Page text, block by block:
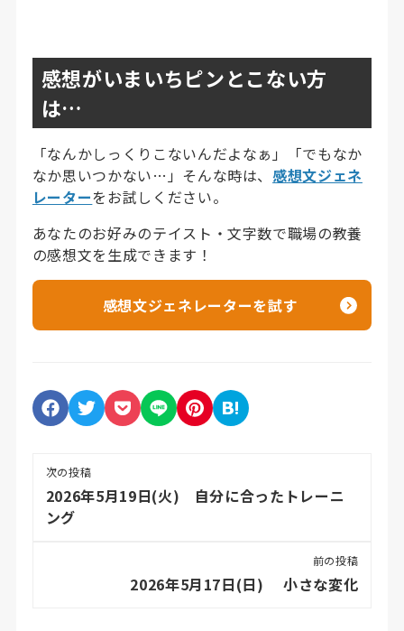
感想がいまいちピンとこない方
は…
「なんかしっくりこないんだよなぁ」「でもなか
なか思いつかない…」そんな時は、感想文ジェネ
レーターをお試しください。
あなたのお好みのテイスト・文字数で職場の教養
の感想文を生成できます！
感想文ジェネレーターを試す
次の投稿
2026年5月19日(火) 自分に合ったトレーニ
ング
前の投稿
2026年5月17日(日) 小さな変化